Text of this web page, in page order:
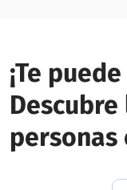
¡Te
personas